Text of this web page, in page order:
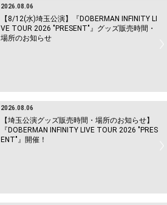
2026.08.06
【8/12(水)埼玉公演】『DOBERMAN INFINITY LI
VE TOUR 2026 "PRESENT"』グッズ販売時間・
場所のお知らせ
2026.08.06
【埼玉公演グッズ販売時間・場所のお知らせ】
『DOBERMAN INFINITY LIVE TOUR 2026 "PRES
ENT"』開催！